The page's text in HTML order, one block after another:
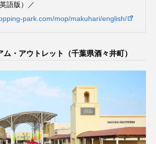
語版）／
park.com/mop/makuhari/english/
・アウトレット（千葉県酒々井町）